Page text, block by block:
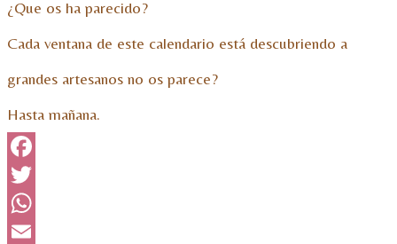
¿Que os ha parecido?
Cada ventana de este calendario está descubriendo a
grandes artesanos no os parece?
Hasta mañana.
Facebook
Twitter
WhatsApp